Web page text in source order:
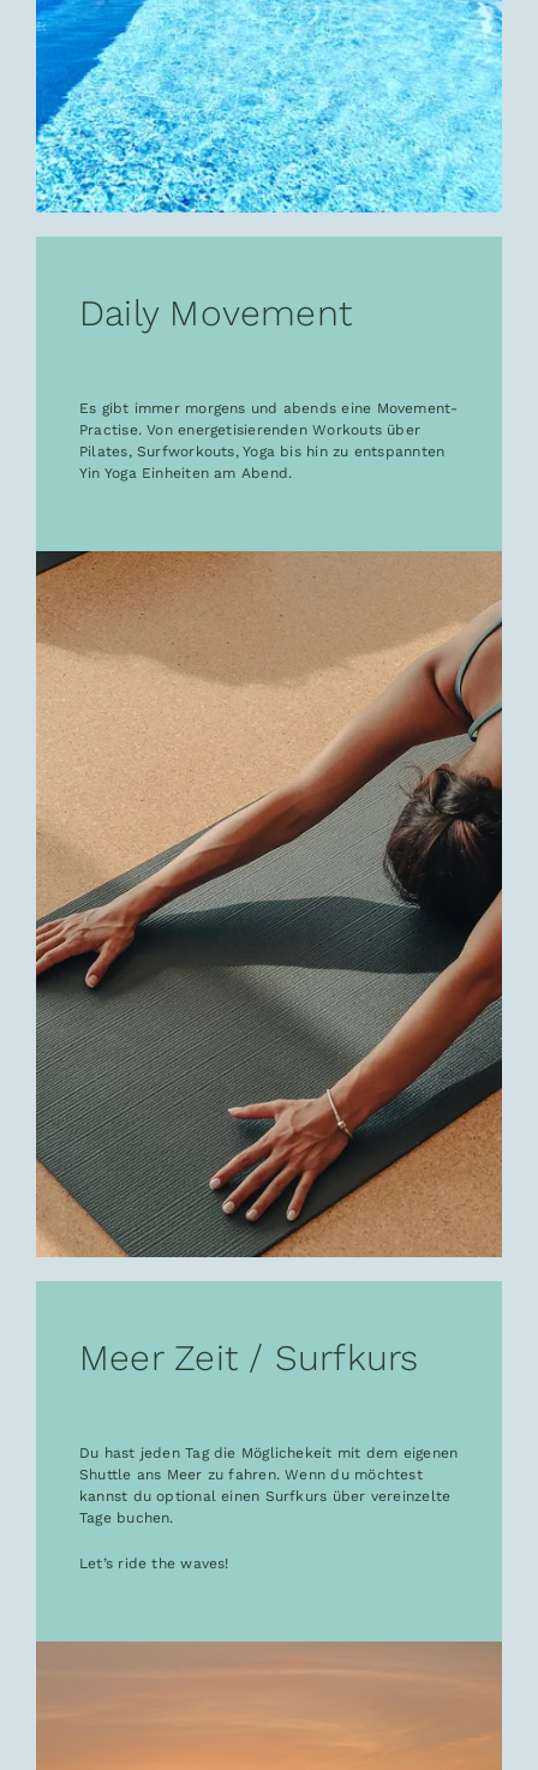
Daily Movement
Es gibt immer morgens und abends eine Movement-
Practise. Von energetisierenden Workouts über
Pilates, Surfworkouts, Yoga bis hin zu entspannten
Yin Yoga Einheiten am Abend.
Meer Zeit / Surfkurs
Du hast jeden Tag die Möglichekeit mit dem eigenen
Shuttle ans Meer zu fahren. Wenn du möchtest
kannst du optional einen Surfkurs über vereinzelte
Tage buchen.
Let’s ride the waves!